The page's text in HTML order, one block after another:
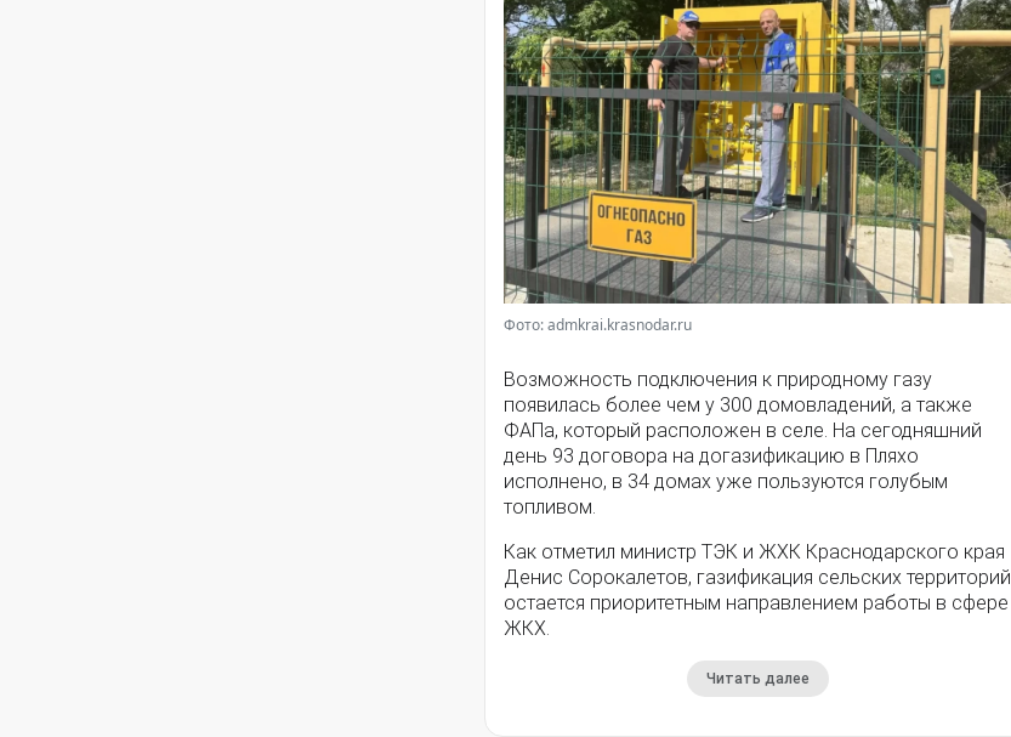
Фото: admkrai.krasnodar.ru
Возможность подключения к природному газу
появилась более чем у 300 домовладений, а также
ФАПа, который расположен в селе. На сегодняшний
день 93 договора на догазификацию в Пляхо
исполнено, в 34 домах уже пользуются голубым
топливом.
Как отметил министр ТЭК и ЖХК Краснодарского края
Денис Сорокалетов, газификация сельских территорий
остается приоритетным направлением работы в сфере
ЖКХ.
Читать далее